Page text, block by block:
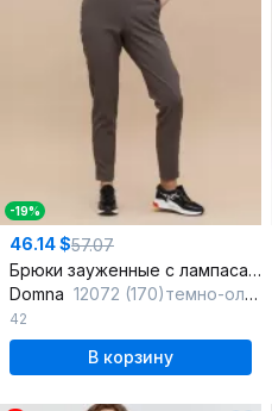
-19%
46.14 $57.07
Брюки зауженные с лампасами и резинкой
Domna 12072 (170)темно-оливковый
42
В корзину